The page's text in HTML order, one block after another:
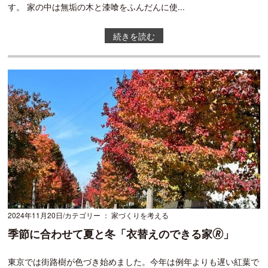
す。 家の中は無垢の木と漆喰をふんだんに使...
続きを読む
2024年11月20日カテゴリー ： 家づくりを考える
季節に合わせて夏と冬「衣替えのできる家🄬」
東京では街路樹が色づき始めました。今年は例年よりも遅い紅葉で